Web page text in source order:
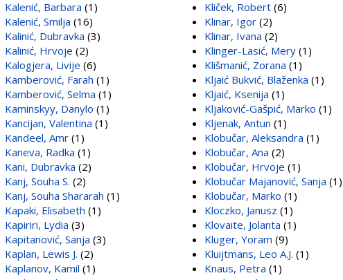
Kalenić, Barbara (1)
Kalenić, Smilja (16)
Kalinić, Dubravka (3)
Kalinić, Hrvoje (2)
Kalogjera, Livije (6)
Kamberović, Farah (1)
Kamberović, Selma (1)
Kaminskyy, Danylo (1)
Kancijan, Valentina (1)
Kandeel, Amr (1)
Kaneva, Radka (1)
Kani, Dubravka (2)
Kanj, Souha S. (2)
Kanj, Souha Shararah (1)
Kapaki, Elisabeth (1)
Kapiriri, Lydia (3)
Kapitanović, Sanja (3)
Kaplan, Lewis J. (2)
Kaplanov, Kamil (1)
Kliček, Robert (6)
Klinar, Igor (2)
Klinar, Ivana (2)
Klinger-Lasić, Mery (1)
Klišmanić, Zorana (1)
Kljaić Bukvić, Blaženka (1)
Kljaić, Ksenija (1)
Kljaković-Gašpić, Marko (1)
Kljenak, Antun (1)
Klobučar, Aleksandra (1)
Klobučar, Ana (2)
Klobučar, Hrvoje (1)
Klobučar Majanović, Sanja (1)
Klobučar, Marko (1)
Kloczko, Janusz (1)
Klovaite, Jolanta (1)
Kluger, Yoram (9)
Kluijtmans, Leo A.J. (1)
Knaus, Petra (1)